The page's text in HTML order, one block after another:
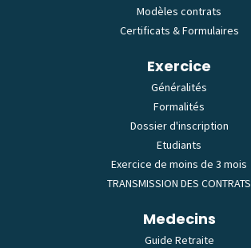
Modèles contrats
Certificats & Formulaires
Exercice
Généralités
Formalités
Dossier d'inscription
Etudiants
Exercice de moins de 3 mois
TRANSMISSION DES CONTRATS
Medecins
Guide Retraite